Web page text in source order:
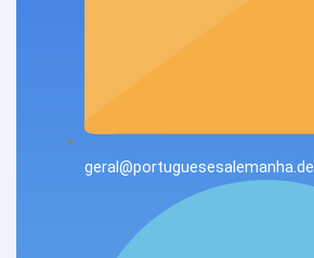
geral@portuguesesalemanha.de